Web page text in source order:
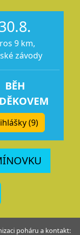
9 km,
závody
BĚH
(9)
poháru a kontakt: